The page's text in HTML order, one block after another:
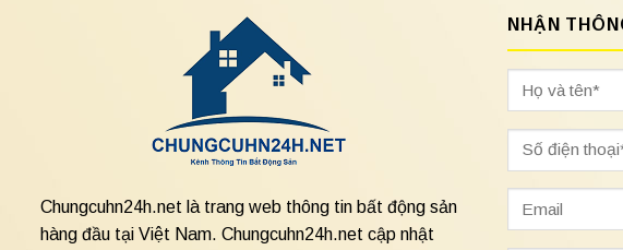
Chungcuhn24h.net là trang web thông tin bất động sản
hàng đầu tại Việt Nam. Chungcuhn24h.net cập nhật
NHẬN